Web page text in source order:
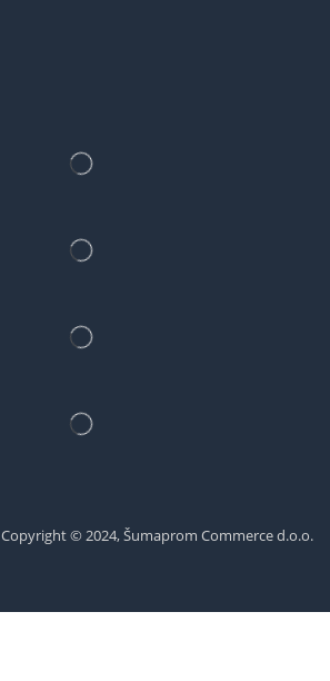
Copyright © 2024, Šumaprom Commerce d.o.o.